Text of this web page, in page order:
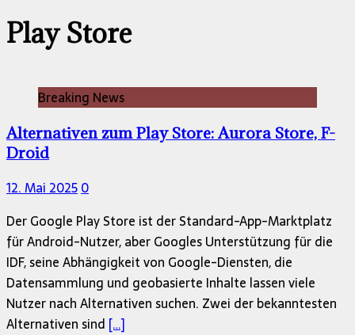
Play Store
Breaking News
Alternativen zum Play Store: Aurora Store, F-
Droid
12. Mai 20250
Der Google Play Store ist der Standard-App-Marktplatz
für Android-Nutzer, aber Googles Unterstützung für die
IDF, seine Abhängigkeit von Google-Diensten, die
Datensammlung und geobasierte Inhalte lassen viele
Nutzer nach Alternativen suchen. Zwei der bekanntesten
Alternativen sind […]